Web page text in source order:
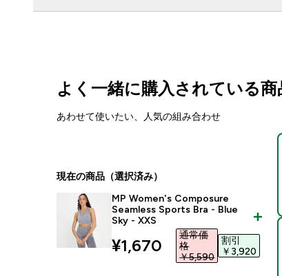
よく一緒に購入されている商
あわせて使いたい、人気の組み合わせ
現在の商品（選択済み）
MP Women's Composure
Seamless Sports Bra - Blue
Sky - XXS
discounted price
¥1,670‎
通常価
格
￥5,590‎
割引
￥3,920‎